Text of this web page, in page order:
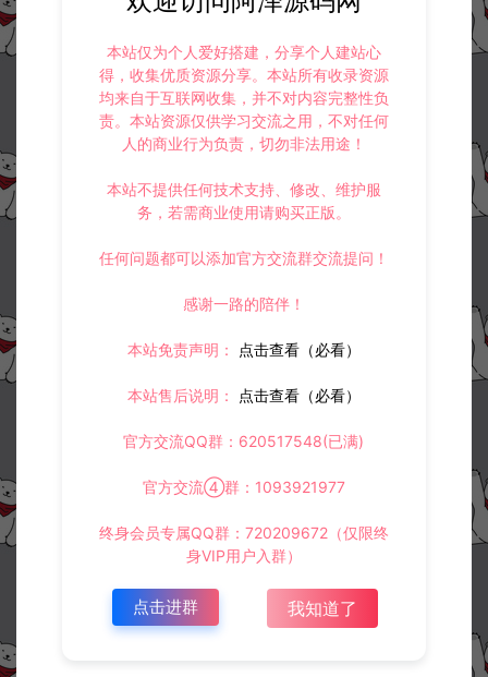
本站仅为个人爱好搭建，分享个人建站心
得，收集优质资源分享。本站所有收录资源
均来自于互联网收集，并不对内容完整性负
责。本站资源仅供学习交流之用，不对任何
人的商业行为负责，切勿非法用途！
本站不提供任何技术支持、修改、维护服
务，若需商业使用请购买正版。
任何问题都可以添加官方交流群交流提问！
感谢一路的陪伴！
本站免责声明： 点击查看（必看）
本站售后说明： 点击查看（必看）
官方交流QQ群：620517548(已满)
官方交流④群：1093921977
终身会员专属QQ群：720209672（仅限终
身VIP用户入群）
点击进群 我知道了